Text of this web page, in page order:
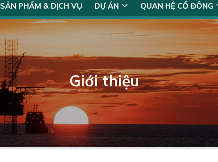
SẢN PHẨM & DỊCH VỤ DỰ ÁN QUAN HỆ CỔ ĐÔNG
Giới thiệu